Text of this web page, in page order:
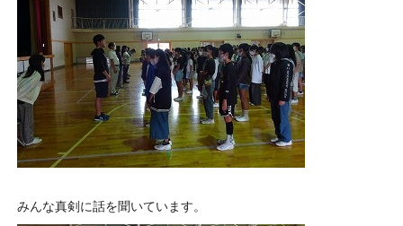
みんな真剣に話を聞いています。